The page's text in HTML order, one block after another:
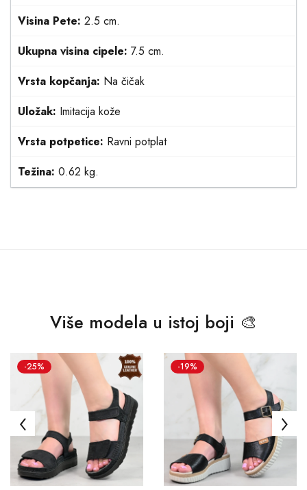
Visina Pete: 2.5 cm.
Ukupna visina cipele: 7.5 cm.
Vrsta kopčanja: Na čičak
Uložak: Imitacija kože
Vrsta potpetice: Ravni potplat
Težina: 0.62 kg.
Više modela u istoj boji 🎨
-25% -19%